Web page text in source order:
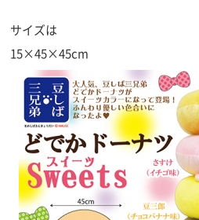
サイズは
15×45×45cm